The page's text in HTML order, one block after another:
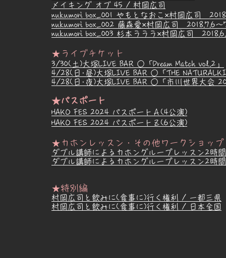
メイキング オブ 45 / 村岡広司
nukumori box_001 やもとなおこ×村岡広司
nukumori box_002 藤森愛×村岡広司 2018.7.6～
nukumori box_003 杉本ラララ×村岡広司
★ライブチケット
3/30(土)大 塚LIVE BAR ○「Dream Match vol.2」
4/28(日･昼)大塚LIVE BAR ○「THE
4/28(日･夜)大塚LIVE BAR ○「市川世界大会
★パスポート
HAKO FES 2024 パスポートＡ(4公演)
HAKO FES 2024 パスポートＺ(6公演)
★カホンレッスン・その他ワークショップ
ダブル講師による カホングループレッスン2時
ダブル講師によるカホングループレッスン2時
★特別編
村岡広司と飲みに(食事に)行く権利 / 一都三県
村岡広司と飲みに(食事に)行く権利 / 日本全国